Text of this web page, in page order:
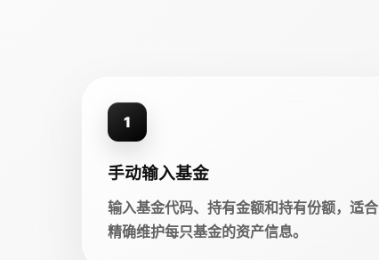
1
手动输入基金
输入基金代码、持有金额和持有份额，适合
精确维护每只基金的资产信息。